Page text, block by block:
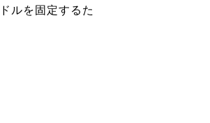
ルを固定するた